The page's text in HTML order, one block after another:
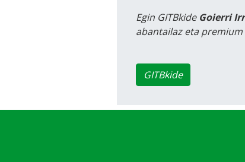
Egin GITBkide Goierri
abantailaz eta
GITBkide